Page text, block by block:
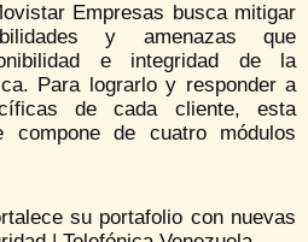
Empresas busca mitigar
y amenazas que
e integridad de la
Para lograrlo y responder a
de cada cliente, esta
compone de cuatro módulos